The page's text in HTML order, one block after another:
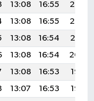
13:08 16:55
20:03
13:08 16:55
20:02
13:08 16:54
20:01
13:08 16:54
20:00
13:08 16:53
19:58
13:07 16:53
19:57